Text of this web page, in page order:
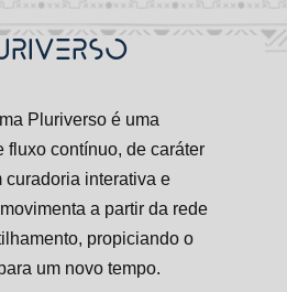
Pluriverso é uma
fluxo contínuo, de caráter
curadoria interativa e
a partir da rede
propiciando o
um novo tempo.